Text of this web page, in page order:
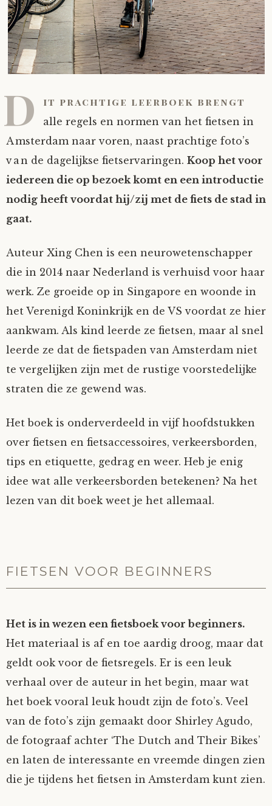
D it prachtige leerboek brengt
alle regels en normen van het fietsen in
Amsterdam naar voren, naast prachtige foto’s
van de dagelijkse fietservaringen. Koop het voor
iedereen die op bezoek komt en een introductie
nodig heeft voordat hij/zij met de fiets de stad in
gaat.
Auteur Xing Chen is een neurowetenschapper
die in 2014 naar Nederland is verhuisd voor haar
werk. Ze groeide op in Singapore en woonde in
het Verenigd Koninkrijk en de VS voordat ze hier
aankwam. Als kind leerde ze fietsen, maar al snel
leerde ze dat de fietspaden van Amsterdam niet
te vergelijken zijn met de rustige voorstedelijke
straten die ze gewend was.
Het boek is onderverdeeld in vijf hoofdstukken
over fietsen en fietsaccessoires, verkeersborden,
tips en etiquette, gedrag en weer. Heb je enig
idee wat alle verkeersborden betekenen? Na het
lezen van dit boek weet je het allemaal.
FIETSEN VOOR BEGINNERS
Het is in wezen een fietsboek voor beginners.
Het materiaal is af en toe aardig droog, maar dat
geldt ook voor de fietsregels. Er is een leuk
verhaal over de auteur in het begin, maar wat
het boek vooral leuk houdt zijn de foto’s. Veel
van de foto’s zijn gemaakt door Shirley Agudo,
de fotograaf achter ‘The Dutch and Their Bikes’
en laten de interessante en vreemde dingen zien
die je tijdens het fietsen in Amsterdam kunt zien.